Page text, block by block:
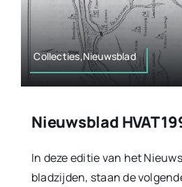
Collecties,Nieuwsblad
Nieuwsblad HVAT
In deze editie van het
bladzijden, staan de